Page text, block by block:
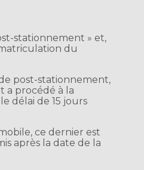
stationnement » et,
du
post-stationnement,
a procédé à la
délai de 15 jours
ce dernier est
après la date de la